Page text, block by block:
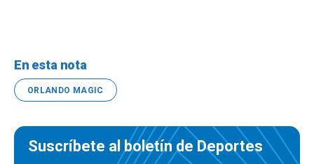
En esta nota
ORLANDO MAGIC
Suscríbete al boletín de Deportes